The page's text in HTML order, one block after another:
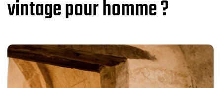
vintage pour homme ?